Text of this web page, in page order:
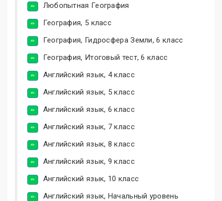
Любопытная География
География, 5 класс
География, Гидросфера Земли, 6 класс
География, Итоговый тест, 6 класс
Английский язык, 4 класс
Английский язык, 5 класс
Английский язык, 6 класс
Английский язык, 7 класс
Английский язык, 8 класс
Английский язык, 9 класс
Английский язык, 10 класс
Английский язык, Начальный уровень